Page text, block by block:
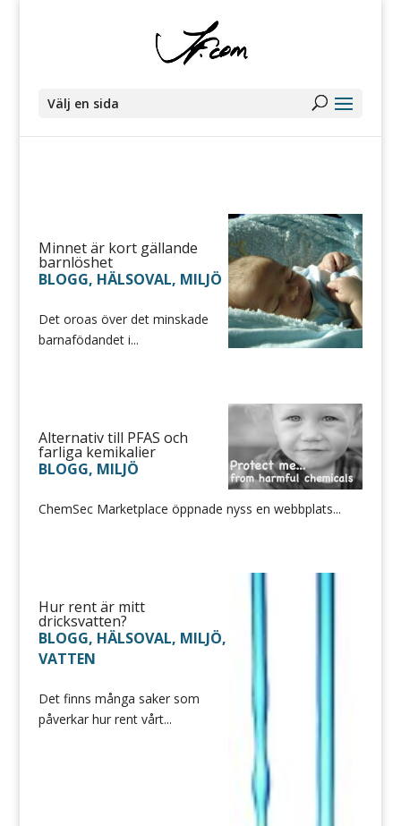
Välj en sida
Minnet är kort gällande
barnlöshet
BLOGG, HÄLSOVAL, MILJÖ
Det oroas över det minskade
barnafödandet i...
Alternativ till PFAS och
farliga kemikalier
BLOGG, MILJÖ
ChemSec Marketplace öppnade nyss en webbplats...
Hur rent är mitt
dricksvatten?
BLOGG, HÄLSOVAL, MILJÖ,
VATTEN
Det finns många saker som
påverkar hur rent vårt...